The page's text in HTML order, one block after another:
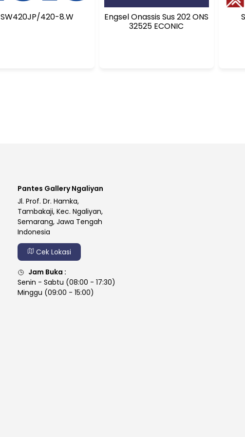
SW420JP/420-8.W
Engsel Onassis Sus 202 ONS
32525 ECONIC
Pantes Gallery Ngaliyan
Jl. Prof. Dr. Hamka,
Tambakaji, Kec. Ngaliyan,
Semarang, Jawa Tengah
Indonesia
Cek Lokasi
Jam Buka :
Senin - Sabtu (08:00 - 17:30)
Minggu (09:00 - 15:00)